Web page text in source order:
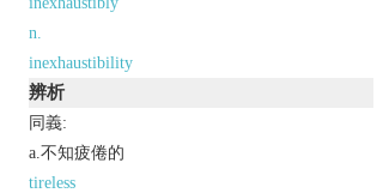
n.
inexhaustibility
辨析
同義:
a.不知疲倦的
tireless